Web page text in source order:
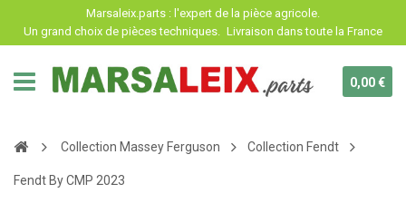
Marsaleix.parts : l'expert de la pièce agricole.
Un grand choix de pièces techniques. Livraison dans toute la France
0,00 €
Collection Massey Ferguson Collection Fendt
Fendt By CMP 2023
Panneau de gestion des cookies